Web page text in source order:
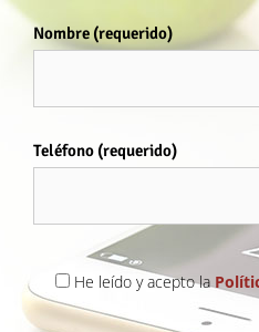
obra nueva,
Mis
Nombre (requerido)
Por
Teléfono (requerido)
He leído y acepto la